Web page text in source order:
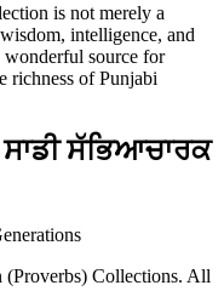
is not merely a
intelligence, and
wonderful source for
richness of Punjabi
ਸਾਡੀ ਸੱਭਿਆਚਾਰਕ
Collections. All